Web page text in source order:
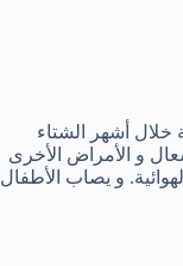
خلال أشهر الشتاء
و الأمراض الأخرى
و يصاب الأطفال